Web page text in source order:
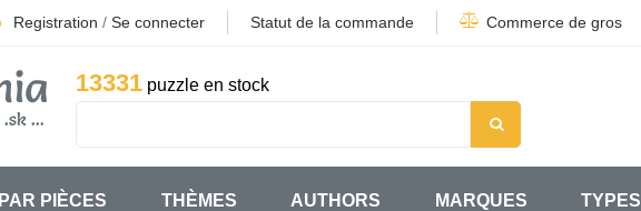
Registration / Se connecter Statut de la commande Commerce de gros
13331 puzzle en stock
PAR PIÈCES THÈMES AUTHORS MARQUES TYPES